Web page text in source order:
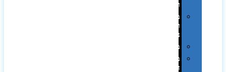
וספא
מזוודות
ותיקי
נסיעות
מטריות
מוצרי
חוף